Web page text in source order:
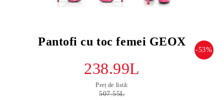
Pantofi cu toc femei GEOX
-53%
238.99L
Preț de listă:
507.55L